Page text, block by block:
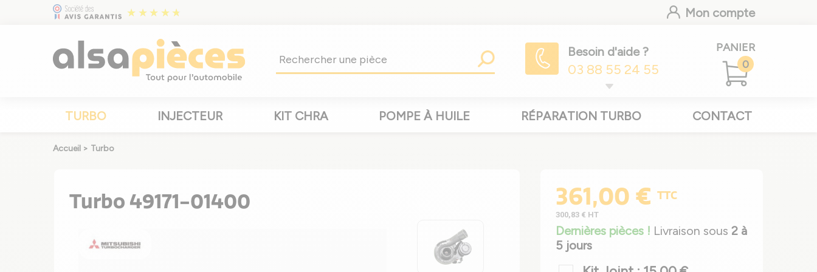
Mon compte
Besoin d'aide ?
03 88 55 24 55
PANIER
0
TURBO INJECTEUR KIT CHRA POMPE À HUILE RÉPARATION TURBO CONTACT
Accueil > Turbo
Turbo 49171-01400 361,00 € TTC
300,83 € HT
Dernières pièces ! Livraison sous 2 à
5 jours